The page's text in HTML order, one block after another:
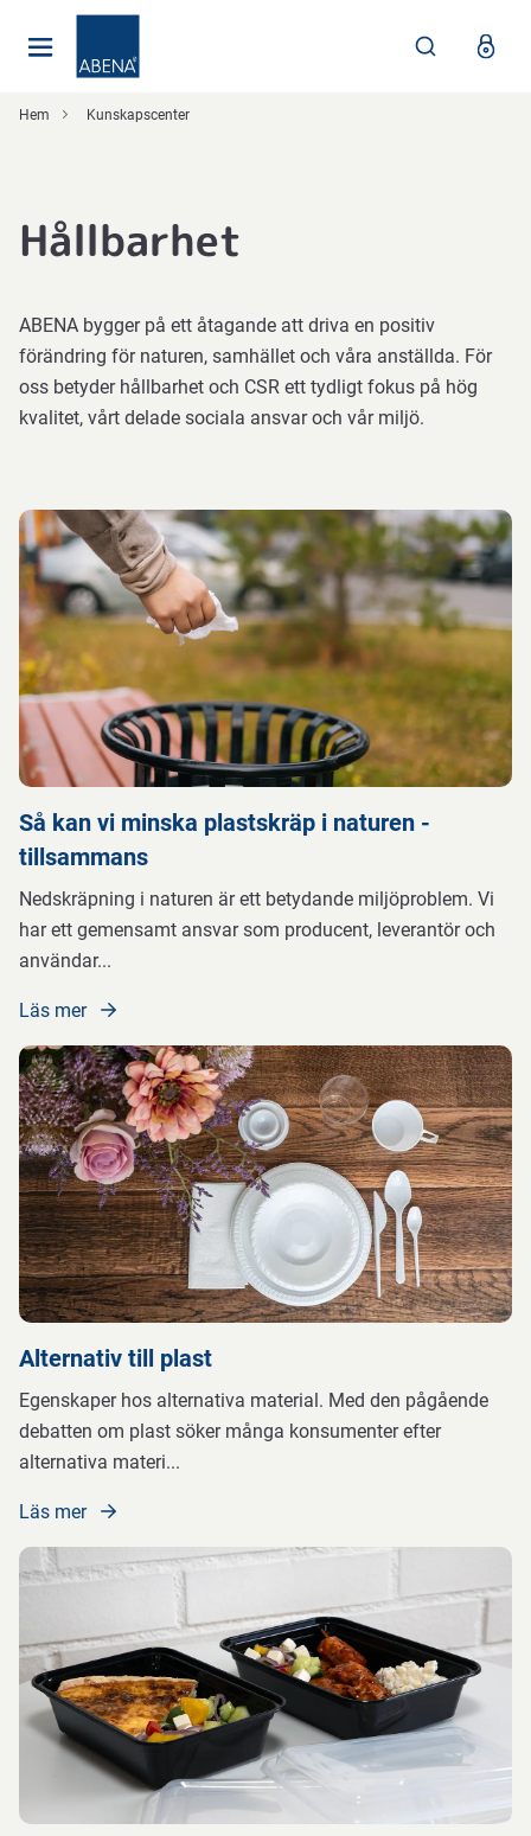
Hem Kunskapscenter
Hållbarhet
ABENA bygger på ett åtagande att driva en positiv
förändring för naturen, samhället och våra anställda. För
oss betyder hållbarhet och CSR ett tydligt fokus på hög
kvalitet, vårt delade sociala ansvar och vår miljö.
Så kan vi minska plastskräp i naturen -
tillsammans
Nedskräpning i naturen är ett betydande miljöproblem. Vi
har ett gemensamt ansvar som producent, leverantör och
användar...
Läs mer
Alternativ till plast
Egenskaper hos alternativa material. Med den pågående
debatten om plast söker många konsumenter efter
alternativa materi...
Läs mer